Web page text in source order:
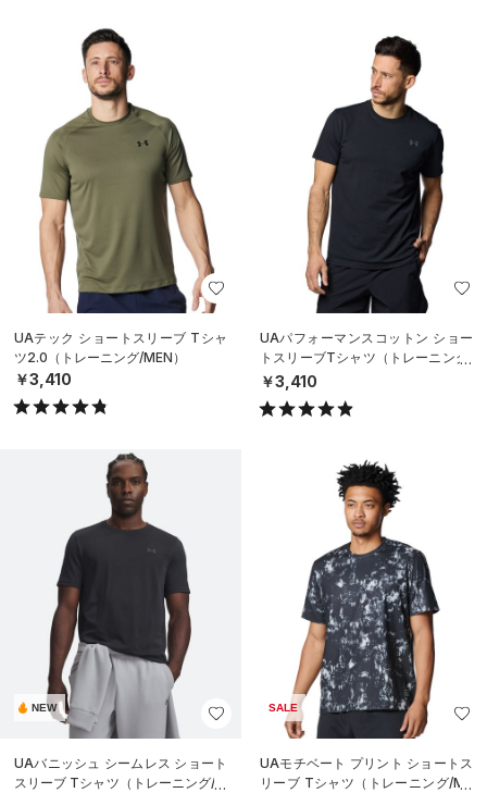
UAテック ショートスリーブ Tシャ
ツ2.0（トレーニング/MEN）
￥3,410
UAパフォーマンスコットン ショー
トスリーブTシャツ（トレーニング/
MEN）
￥3,410
NEW
UAバニッシュ シームレス ショート
スリーブ Tシャツ（トレーニング/M
SALE
UAモチベート プリント ショートス
リーブ Tシャツ（トレーニング/ME